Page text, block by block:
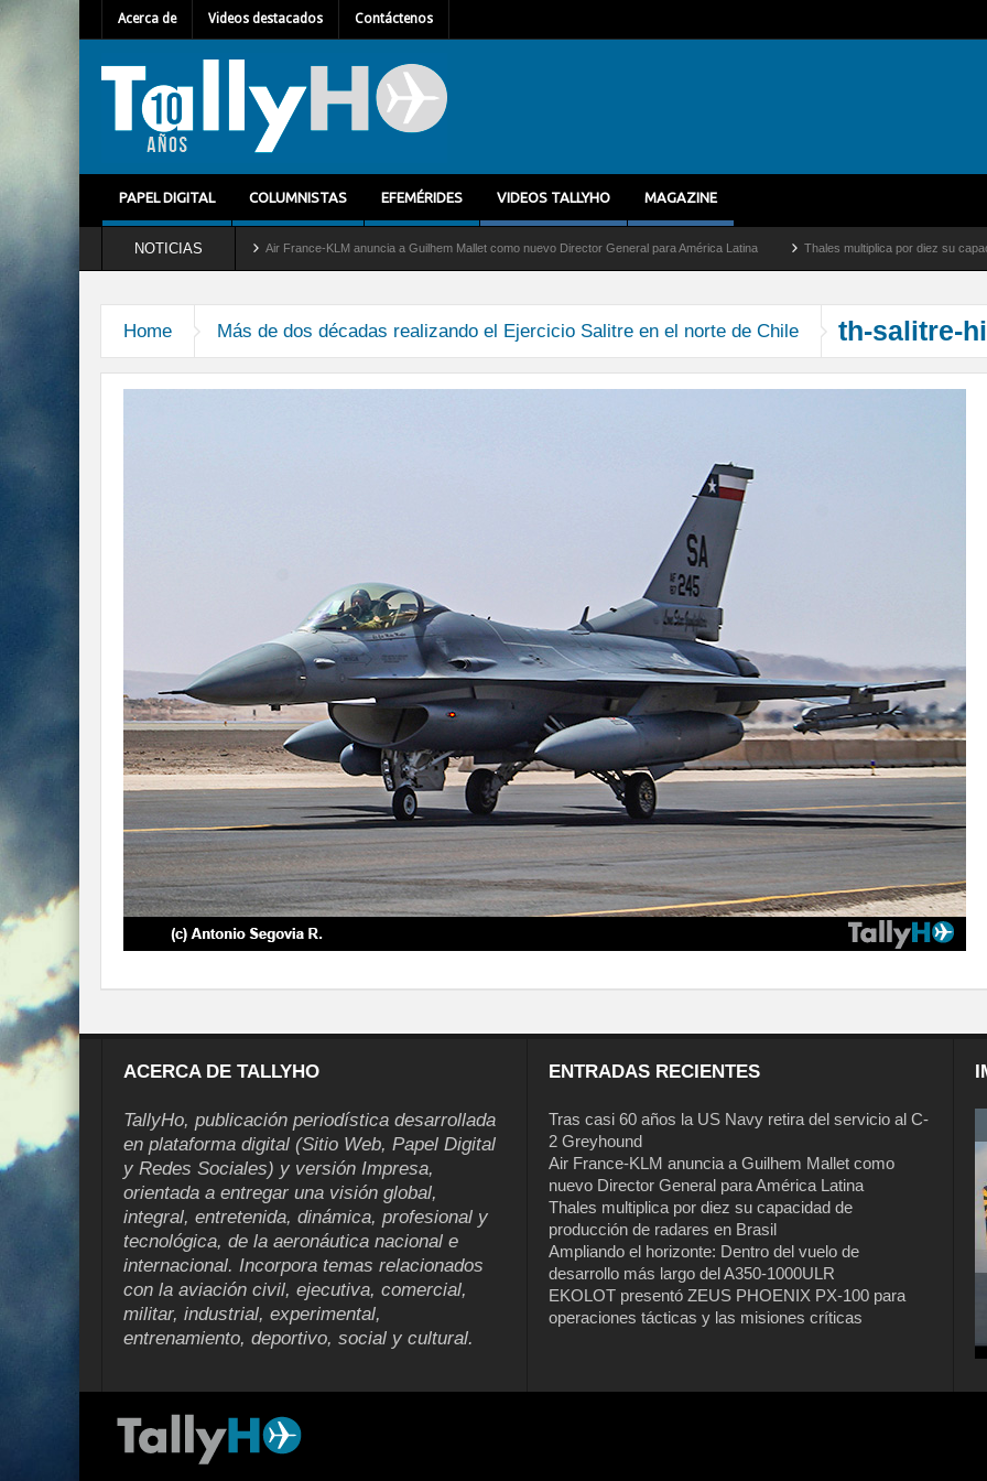
Acerca de Videos destacados Contáctenos
PAPEL DIGITAL COLUMNISTAS EFEMÉRIDES VIDEOS TALLYHO MAGAZINE
NOTICIAS
del servicio al C-2 Greyhound Air France-KLM anuncia a Guilhem Mallet como nuevo Director General para América Latina Thales multiplica por diez su capacidad
Home Más de dos décadas realizando el Ejercicio Salitre en el norte de Chile th-salitre-
ACERCA DE TALLYHO
TallyHo, publicación periodística desarrollada
en plataforma digital (Sitio Web, Papel Digital
y Redes Sociales) y versión Impresa,
orientada a entregar una visión global,
integral, entretenida, dinámica, profesional y
tecnológica, de la aeronáutica nacional e
internacional. Incorpora temas relacionados
con la aviación civil, ejecutiva, comercial,
militar, industrial, experimental,
entrenamiento, deportivo, social y cultural.
ENTRADAS RECIENTES
Tras casi 60 años la US Navy retira del servicio al C-
2 Greyhound
Air France-KLM anuncia a Guilhem Mallet como
nuevo Director General para América Latina
Thales multiplica por diez su capacidad de
producción de radares en Brasil
Ampliando el horizonte: Dentro del vuelo de
desarrollo más largo del A350-1000ULR
EKOLOT presentó ZEUS PHOENIX PX-100 para
operaciones tácticas y las misiones críticas
Tras casi 60 años la US Navy retira del
servicio al C-2 Greyhound